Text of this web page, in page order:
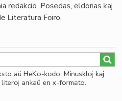
redakcio. Posedas, eldonas kaj
Literatura Foiro.
aŭ HeKo-kodo. Minuskloj kaj
ankaŭ en x-formato.